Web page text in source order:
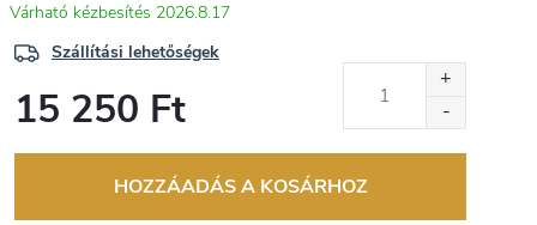
2026.8.17
Szállítási lehetőségek
15 250 Ft
HOZZÁADÁS A KOSÁRHOZ